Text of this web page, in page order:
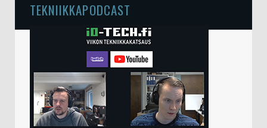
TEKNIIKKAPODCAST